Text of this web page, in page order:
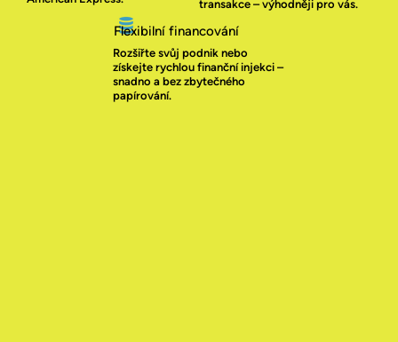
transakce – výhodněji pro vás.
Flexibilní financování
Rozšiřte svůj podnik nebo
získejte rychlou finanční injekci –
snadno a bez zbytečného
papírování.